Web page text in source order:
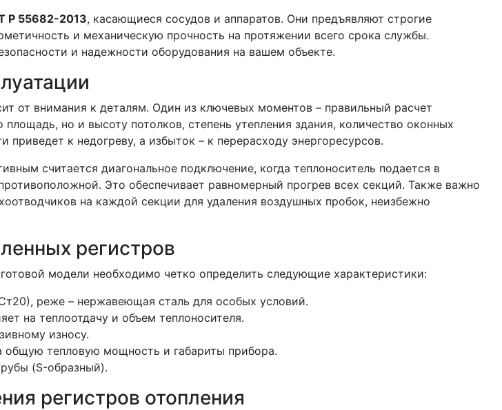
Р 55682-2013, касающиеся сосудов и аппаратов. Они предъявляют строгие
и механическую прочность на протяжении всего срока службы.
и надежности оборудования на вашем объекте.
от внимания к деталям. Один из ключевых моментов – правильный расчет
но и высоту потолков, степень утепления здания, количество оконных
к недогреву, а избыток – к перерасходу энергоресурсов.
считается диагональное подключение, когда теплоноситель подается в
Это обеспечивает равномерный прогрев всех секций. Также важно
на каждой секции для удаления воздушных пробок, неизбежно
регистров
модели необходимо четко определить следующие характеристики:
реже – нержавеющая сталь для особых условий.
на теплоотдачу и объем теплоносителя.
износу.
общую тепловую мощность и габариты прибора.
(S-образный).
регистров отопления